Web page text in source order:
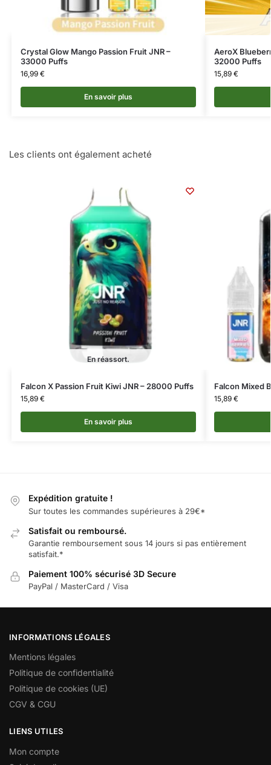
Crystal Glow Mango Passion Fruit JNR –
33000 Puffs
16,99 €
En savoir plus
AeroX
32000 Puffs
15,89 €
Les clients ont également acheté
En réassort.
Falcon X Passion Fruit Kiwi JNR – 28000 Puffs
15,89 €
En savoir plus
Falcon Mixed
15,89 €
Expédition gratuite !
Sur toutes les commandes supérieures à 29€*
Satisfait ou remboursé.
Garantie remboursement sous 14 jours si pas entièrement
satisfait.*
Paiement 100% sécurisé 3D Secure
PayPal / MasterCard / Visa
INFORMATIONS LÉGALES
Mentions légales
Politique de confidentialité
Politique de cookies (UE)
CGV & CGU
LIENS UTILES
Mon compte